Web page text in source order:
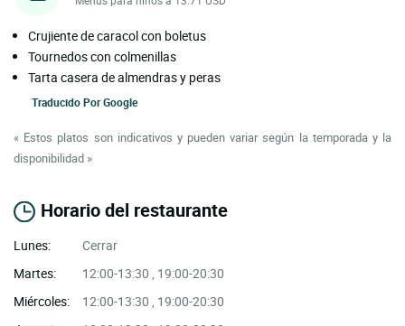
Crujiente de caracol con boletus
Tournedos con colmenillas
Tarta casera de almendras y peras
Traducido PorGoogle
« Estos platos son indicativos y pueden variar según la temporada y la
disponibilidad »
Horario del restaurante
Lunes:
Cerrar
Martes:
12:00-13:30 , 19:00-20:30
Miércoles:
12:00-13:30 , 19:00-20:30